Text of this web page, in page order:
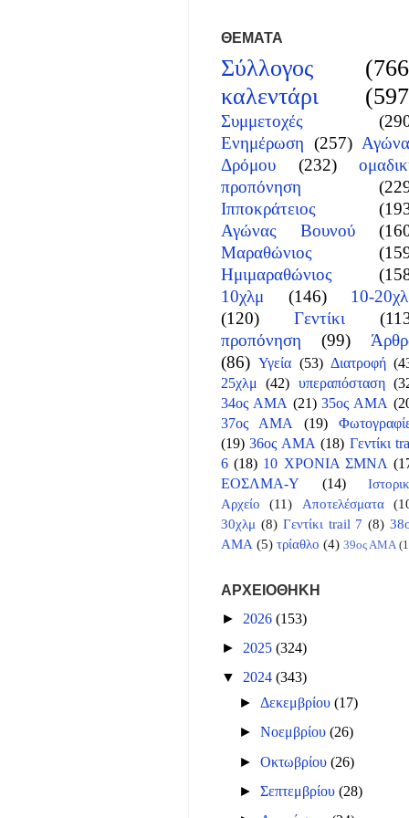
ΘΕΜΑΤΑ
Σύλλογος
καλεντάρι
Συμμετοχές
Ενημέρωση (257)
Δρόμου
(232)
προπόνηση
Ιπποκράτειος
Αγώνας Βουνού
Μαραθώνιος
Ημιμαραθώνιος
10χλμ
(146)
10-
(120)
Γεντίκι
προπόνηση
(99)
(86) Υγεία (53) Διατροφή
25χλμ (42) υπεραπόσταση
34ος ΑΜΑ (21) 35ος ΑΜΑ
37ος ΑΜΑ
(19)
(19) 36ος ΑΜΑ (18) Γεντίκι
6 (18) 10 ΧΡΟΝΙΑ ΣΜΝΛ
ΕΟΣΛΜΑ-Υ
(14)
Αρχείο
(11) Αποτελέσματα
30χλμ (8) Γεντίκι trail 7 (8)
ΑΜΑ (5) τρίαθλο (4) 39ος ΑΜΑ
ΑΡΧΕΙΟΘΗΚΗ
► 2026 (153)
► 2025 (324)
▼ 2024 (343)
► Δεκεμβρίου(17)
►Νοεμβρίου(26)
►Οκτωβρίου(26)
►Σεπτεμβρίου(28)